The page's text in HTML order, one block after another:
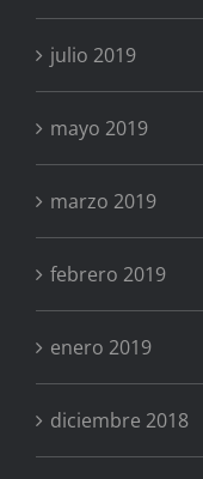
julio 2019
mayo 2019
marzo 2019
febrero 2019
enero 2019
diciembre 2018